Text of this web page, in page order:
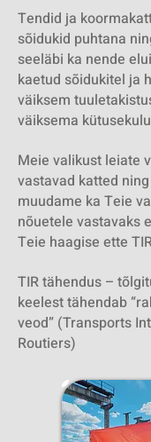
Tendid ja
sõidukid puhtana
seeläbi ka nende
kaetud sõidukitel ja
väiksem
väiksema
Meie valikust leiate
vastavad katted
muudame ka Teie
nõuetele vastavaks
Teie haagise ette
TIR tähendus –
keelest tähendab
veod” (Transports
Routiers)